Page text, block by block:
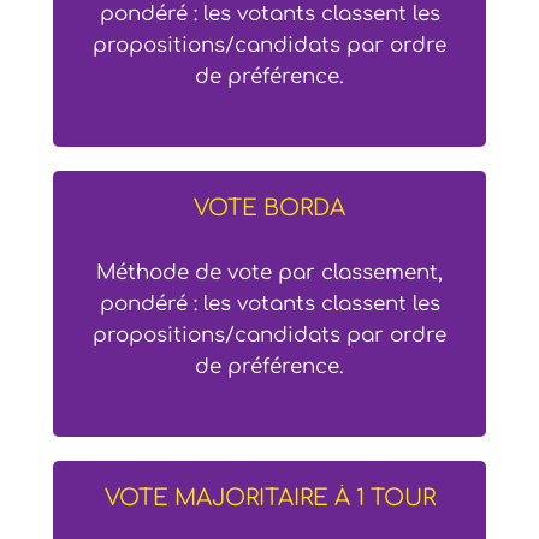
pondéré : les votants classent les
propositions/candidats par ordre
de préférence.
VOTE BORDA
Méthode de vote par classement,
pondéré : les votants classent les
propositions/candidats par ordre
de préférence.
VOTE MAJORITAIRE À 1 TOUR